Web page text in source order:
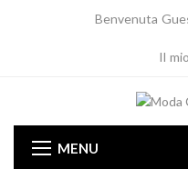
Benvenuta
Il
MENU